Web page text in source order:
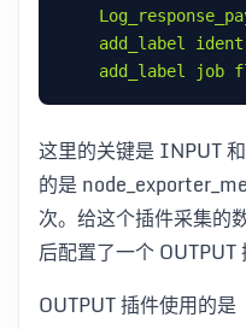
add_label ident
add_label job
这里的关键是 INPUT
的是
次。给这个插件采集的
后配置了一个 OUTPUT
OUTPUT 插件使用的是